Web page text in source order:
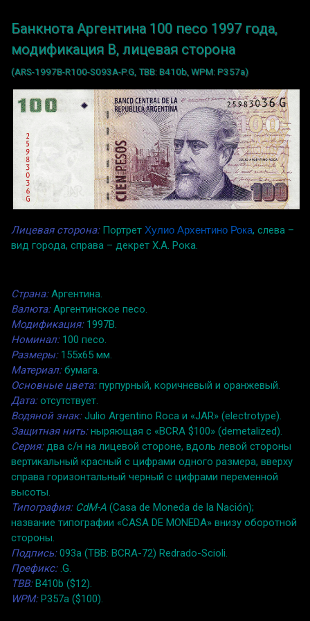
Банкнота Аргентина 100 песо 1997 года,
модификация B, лицевая сторона
(ARS-1997B-R100-S093A-P.G, TBB: B410b, WPM: P357a)
Лицевая сторона:Портрет Хулио Архентино Рока, слева –
вид города, справа – декрет Х.А. Рока.
Страна:Аргентина.
Валюта:Аргентинское песо.
Модификация:1997B.
Номинал:100 песо.
Размеры:155x65 мм.
Материал:бумага.
Основные цвета:пурпурный, коричневый и оранжевый.
Дата:отсутствует.
Водяной знак:Julio Argentino Roca и «JAR» (electrotype).
Защитная нить:ныряющая с «BCRA $100» (demetalized).
Серия:два с/н на лицевой стороне, вдоль левой стороны
вертикальный красный с цифрами одного размера, вверху
справа горизонтальный черный с цифрами переменной
высоты.
Типография: CdM-A (Casa de Moneda de la Nación);
название типографии «CASA DE MONEDA» внизу оборотной
стороны.
Подпись:093a (TBB: BCRA-72) Redrado-Scioli.
Префикс:.G.
TBB:B410b ($12).
WPM:P357a ($100).